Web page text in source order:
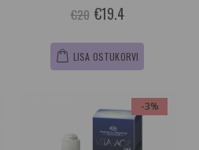
€20 €19.4
LISA OSTUKORVI
-3%